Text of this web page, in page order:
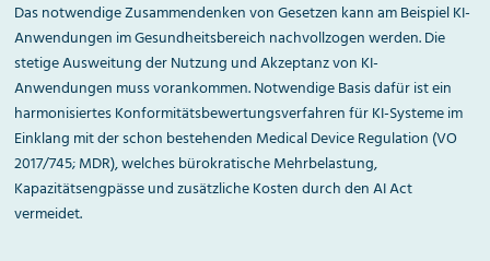
Das notwendige Zusammendenken von Gesetzen kann am Beispiel KI-
Anwendungen im Gesundheitsbereich nachvollzogen werden. Die
stetige Ausweitung der Nutzung und Akzeptanz von KI-
Anwendungen muss vorankommen. Notwendige Basis dafür ist ein
harmonisiertes Konformitätsbewertungsverfahren für KI-Systeme im
Einklang mit der schon bestehenden Medical Device Regulation (VO
2017/745; MDR), welches bürokratische Mehrbelastung,
Kapazitätsengpässe und zusätzliche Kosten durch den AI Act
vermeidet.